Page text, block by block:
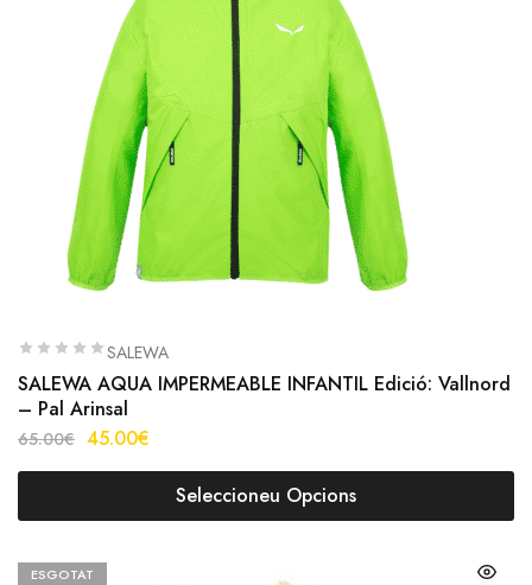
SALEWA
SALEWA AQUA IMPERMEABLE INFANTIL Edició: Vallnord
– Pal Arinsal
65.00€ 45.00€
Seleccioneu Opcions
ESGOTAT